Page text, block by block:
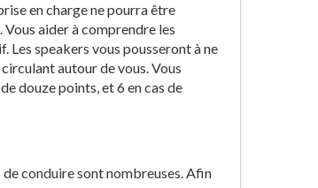
en charge ne pourra être
aider à comprendre les
Les speakers vous pousseront à ne
autour de vous. Vous
douze points, et 6 en cas de
conduire sont nombreuses. Afin